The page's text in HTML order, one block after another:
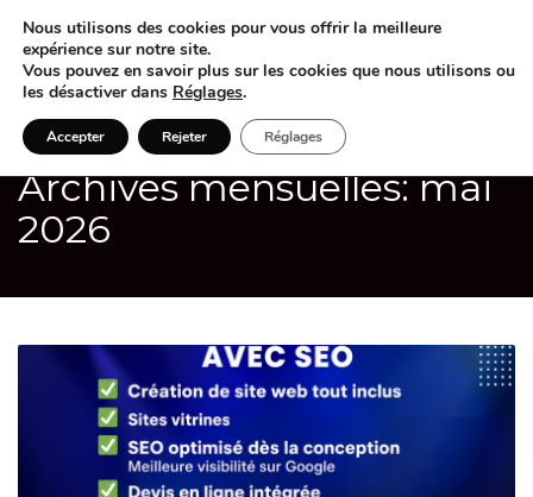
Archives mensuelles: mai
2026
Nous utilisons des cookies pour vous offrir la meilleure
expérience sur notre site.
Vous pouvez en savoir plus sur les cookies que nous utilisons ou
les désactiver dans Réglages.
Accepter Rejeter Réglages